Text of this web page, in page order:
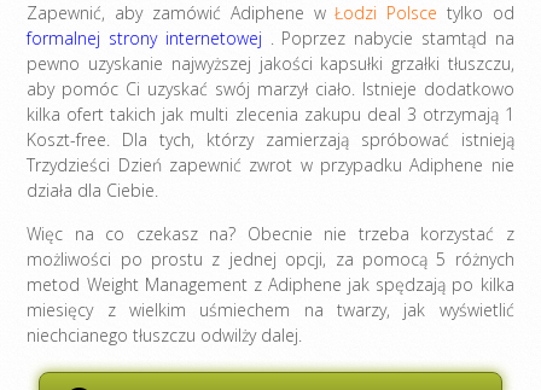
Zapewnić, aby zamówić Adiphene wŁodzi Polsce tylko od
formalnej strony internetowej . Poprzez nabycie stamtąd na
pewno uzyskanie najwyższej jakości kapsułki grzałki tłuszczu,
aby pomóc Ci uzyskać swój marzył ciało. Istnieje dodatkowo
kilka ofert takich jak multi zlecenia zakupu deal 3 otrzymają 1
Koszt-free. Dla tych, którzy zamierzają spróbować istnieją
Trzydzieści Dzień zapewnić zwrot w przypadku Adiphene nie
działa dla Ciebie.
Więc na co czekasz na? Obecnie nie trzeba korzystać z
możliwości po prostu z jednej opcji, za pomocą 5 różnych
metod Weight Management z Adiphene jak spędzają po kilka
miesięcy z wielkim uśmiechem na twarzy, jak wyświetlić
niechcianego tłuszczu odwilży dalej.